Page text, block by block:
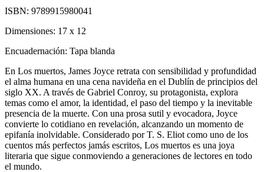
ISBN: 9789915980041
Dimensiones: 17 x 12
Encuadernación: Tapa blanda
En Los muertos, James Joyce retrata con sensibilidad y profundidad
el alma humana en una cena navideña en el Dublín de principios del
siglo XX. A través de Gabriel Conroy, su protagonista, explora
temas como el amor, la identidad, el paso del tiempo y la inevitable
presencia de la muerte. Con una prosa sutil y evocadora, Joyce
convierte lo cotidiano en revelación, alcanzando un momento de
epifanía inolvidable. Considerado por T. S. Eliot como uno de los
cuentos más perfectos jamás escritos, Los muertos es una joya
literaria que sigue conmoviendo a generaciones de lectores en todo
el mundo.